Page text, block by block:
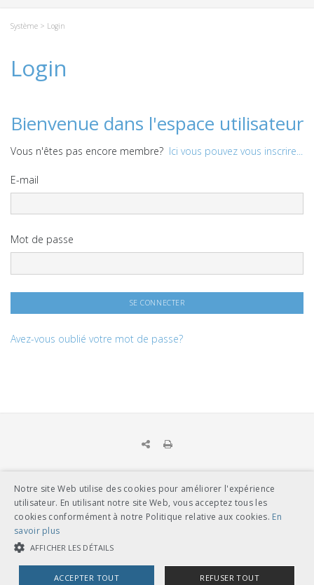
Système > Login
Login
Bienvenue dans l'espace utilisateur
Vous n'êtes pas encore membre? Ici vous pouvez vous inscrire...
E-mail
Mot de passe
Avez-vous oublié votre mot de passe?
UNION DES TRANSPORTS PUBLICS
Dählhölzliweg 12
Tél. en contact direct avec l’équipe de l’UTP
info@utp.ch
Plan d'accès
Notre site Web utilise des cookies pour améliorer l'expérience
utilisateur. En utilisant notre site Web, vous acceptez tous les
cookies conformément à notre Politique relative aux cookies. En
savoir plus
AFFICHER LES DÉTAILS
ACCEPTER TOUT REFUSER TOUT